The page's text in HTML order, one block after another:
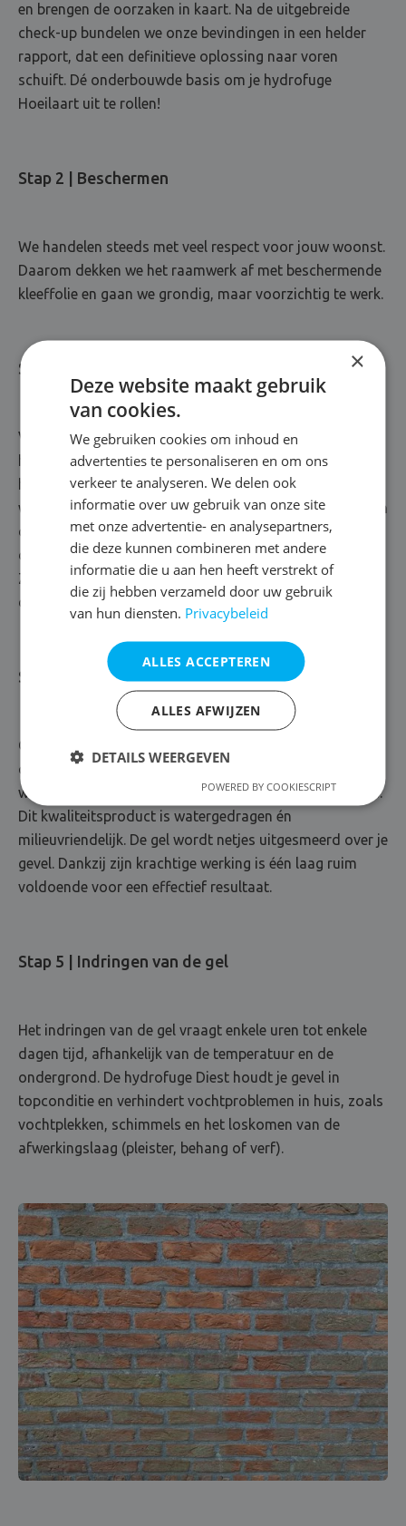
en brengen de oorzaken in kaart. Na de uitgebreide
check-up bundelen we onze bevindingen in een helder
rapport, dat een definitieve oplossing naar voren
schuift. Dé onderbouwde basis om je hydrofuge
Hoeilaart uit te rollen!
Stap 2 | Beschermen
We handelen steeds met veel respect voor jouw woonst.
Daarom dekken we het raamwerk af met beschermende
kleeffolie en gaan we grondig, maar voorzichtig te werk.
Stap 3 | Reinigen
Voordat we je gevel hydrofoberen, worden de voegen
hersteld en de stenen gereinigd. De reinigingsmethode
hangt af van het type aanslag op je buitenmuren. Zien
we mossen op je gevel? Dan behandelen we hem met een
doeltreffend ontmossingsproduct. Daarna spoelen we
de muur af met water, zodat de gevel volledig zuiver is.
Zo is hij helemaal klaar om geïmpregneerd te worden
door middel van een hydrofuge Hoeilaart.
Stap 4 | Hydrofoberen gevel
Om vochtinfiltratie in metselwerk en betonnen
constructies te bestrijden, gebruiken wij Humifix: een
waterafstotende coating die we zelf hebben ontwikkeld.
Dit kwaliteitsproduct is watergedragen én
milieuvriendelijk. De gel wordt netjes uitgesmeerd over je
gevel. Dankzij zijn krachtige werking is één laag ruim
voldoende voor een effectief resultaat.
Stap 5 | Indringen van de gel
Het indringen van de gel vraagt enkele uren tot enkele
dagen tijd, afhankelijk van de temperatuur en de
ondergrond. De hydrofuge Diest houdt je gevel in
topconditie en verhindert vochtproblemen in huis, zoals
vochtplekken, schimmels en het loskomen van de
afwerkingslaag (pleister, behang of verf).
×
Deze website maakt gebruik
van cookies.
We gebruiken cookies om inhoud en
advertenties te personaliseren en om ons
verkeer te analyseren. We delen ook
informatie over uw gebruik van onze site
met onze advertentie- en analysepartners,
die deze kunnen combineren met andere
informatie die u aan hen heeft verstrekt of
die zij hebben verzameld door uw gebruik
van hun diensten. Privacybeleid
ALLES ACCEPTEREN
ALLES AFWIJZEN
DETAILS WEERGEVEN
POWERED BY COOKIESCRIPT